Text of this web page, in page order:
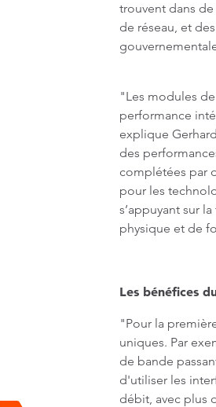
trouvent dans
de réseau, et
"Les modules
performance
explique
des
complétées par
pour les
s’appuyant sur
physique et de
Les bénéfices
"Pour la
uniques. Par
de bande
d'utiliser les
débit, avec plus